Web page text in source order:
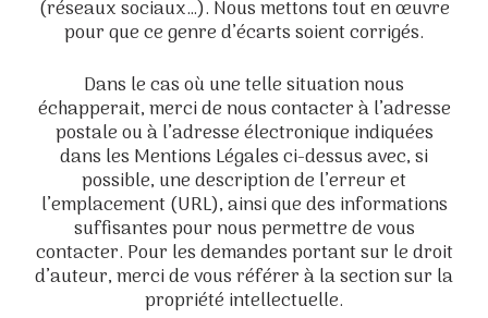
(réseaux sociaux…). Nous mettons tout en œuvre
pour que ce genre d’écarts soient corrigés.
Dans le cas où une telle situation nous
échapperait, merci de nous contacter à l’adresse
postale ou à l’adresse électronique indiquées
dans les Mentions Légales ci-dessus avec, si
possible, une description de l’erreur et
l’emplacement (URL), ainsi que des informations
suffisantes pour nous permettre de vous
contacter. Pour les demandes portant sur le droit
d’auteur, merci de vous référer à la section sur la
propriété intellectuelle.